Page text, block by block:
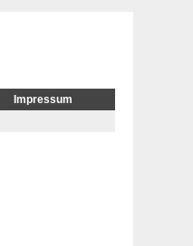
Impressum